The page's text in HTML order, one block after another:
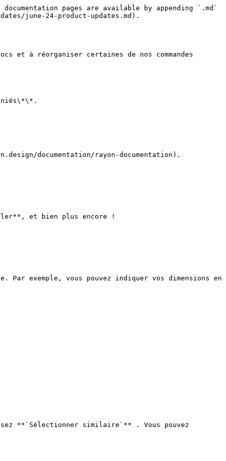
pages are available by appending `.md`
june-24-product-updates.md).
et à réorganiser certaines de nos commandes
documentation/rayon-documentation).
et bien plus encore !
Par exemple, vous pouvez indiquer vos dimensions en
**`Sélectionner similaire`** . Vous pouvez